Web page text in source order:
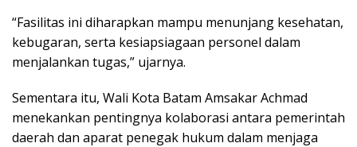
“Fasilitas ini diharapkan mampu menunjang kesehatan,
kebugaran, serta kesiapsiagaan personel dalam
menjalankan tugas,” ujarnya.
Sementara itu, Wali Kota Batam Amsakar Achmad
menekankan pentingnya kolaborasi antara pemerintah
daerah dan aparat penegak hukum dalam menjaga